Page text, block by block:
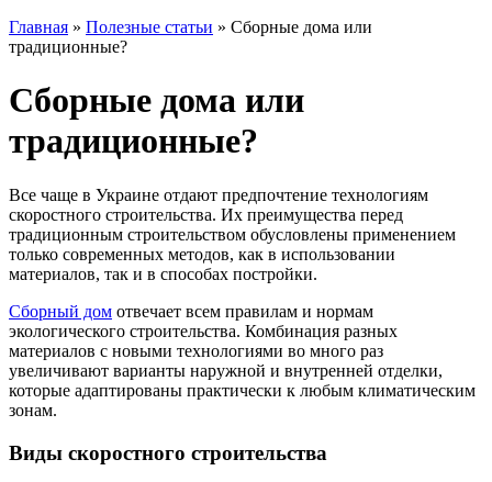
Главная » Полезные статьи » Сборные дома или
традиционные?
Сборные дома или
традиционные?
Все чаще в Украине отдают предпочтение технологиям
скоростного строительства. Их преимущества перед
традиционным строительством обусловлены применением
только современных методов, как в использовании
материалов, так и в способах постройки.
Сборный дом отвечает всем правилам и нормам
экологического строительства. Комбинация разных
материалов с новыми технологиями во много раз
увеличивают варианты наружной и внутренней отделки,
которые адаптированы практически к любым климатическим
зонам.
Виды скоростного строительства